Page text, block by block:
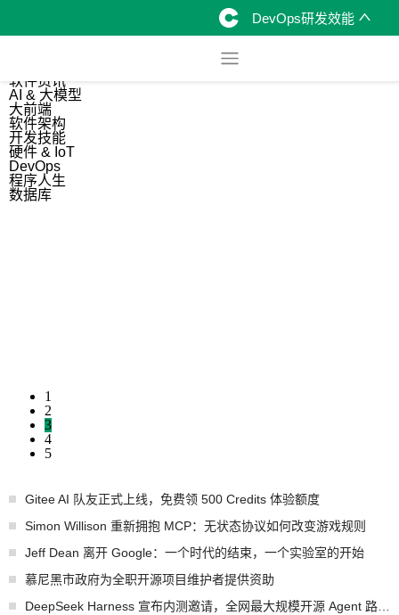
DevOps研发效能
软件资讯
AI & 大模型
大前端
软件架构
开发技能
硬件 & IoT
DevOps
程序人生
数据库
1
2
3
4
5
Gitee AI 队友正式上线，免费领 500 Credits 体验额度
Simon Willison 重新拥抱 MCP：无状态协议如何改变游戏规则
Jeff Dean 离开 Google：一个时代的结束，一个实验室的开始
慕尼黑市政府为全职开源项目维护者提供资助